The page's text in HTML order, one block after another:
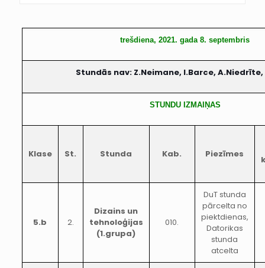
trešdiena, 2021. gada 8. septembris
Stundās nav: Z.Neimane, I.Barce,
STUNDU IZMAIŅAS
Klase St. Stunda Kab. Piezīmes
5.b 2.
Dizains un
tehnoloģijas
(1.grupa)
010.
DuT stunda
pārcelta no
piektdienas,
Datorikas
stunda
atcelta